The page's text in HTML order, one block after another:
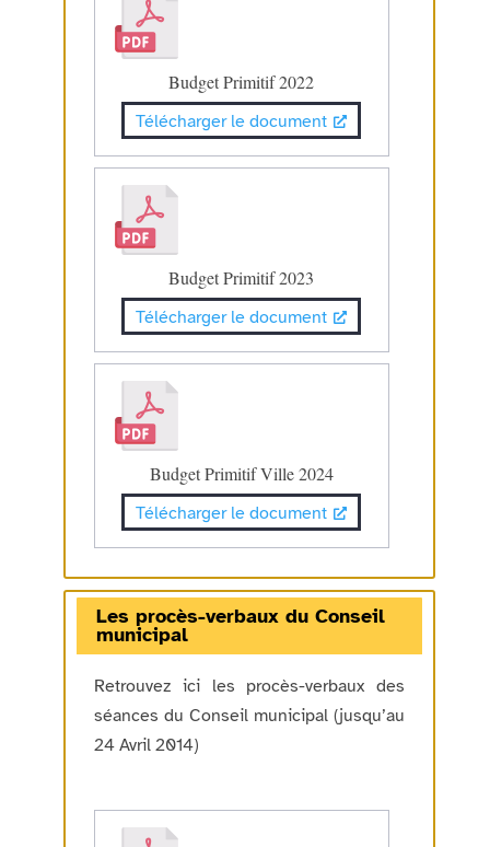
Budget Primitif 2022
Télécharger le document
Budget Primitif 2023
Télécharger le document
Budget Primitif Ville 2024
Télécharger le document
Les procès-verbaux du Conseil
municipal
Retrouvez ici les procès-verbaux des
séances du Conseil municipal (jusqu’au
24 Avril 2014)